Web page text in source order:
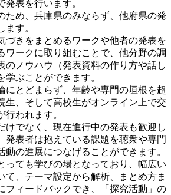
発表を行います。
め、兵庫県のみならず、他府県の発
す。
きをまとめるワークや他者の発表を
ワークに取り組むことで、他分野の調
のノウハウ（発表資料の作り方や話し
ぶことができます。
とどまらず、年齢や専門の垣根を超
生、そして高校生がオンライン上で交
われます。
でなく、現在進行中の発表も歓迎し
発表者は抱えている課題を聴衆や専門
動の進展につなげることができます。
ても学びの場となっており、幅広い
て、テーマ設定から解析、まとめ方ま
フィードバックでき、「探究活動」の